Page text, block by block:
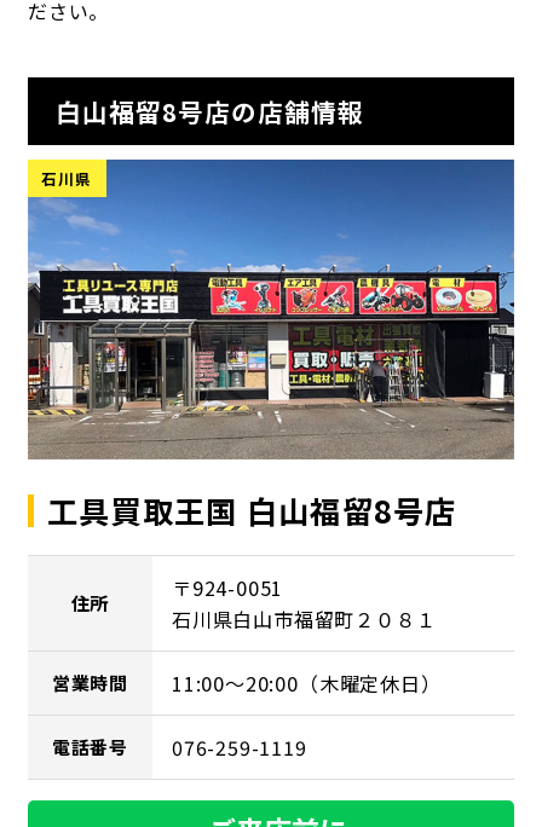
ださい。
白山福留8号店の店舗情報
石川県
工具買取王国 白山福留8号店
住所
〒924-0051
石川県白山市福留町２０８１
営業時間 11:00～20:00（木曜定休日）
電話番号 076-259-1119